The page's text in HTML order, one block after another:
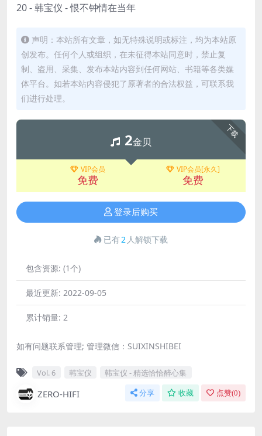
20 - 韩宝仪 - 恨不钟情在当年
声明：本站所有文章，如无特殊说明或标注，均为本站原
创发布。任何个人或组织，在未征得本站同意时，禁止复
制、盗用、采集、发布本站内容到任何网站、书籍等各类媒
体平台。如若本站内容侵犯了原著者的合法权益，可联系我
们进行处理。
下载
2金贝
VIP会员
免费
VIP会员[永久]
免费
登录后购买
已有2 人解锁下载
包含资源: (1个)
最近更新: 2022-09-05
累计销量: 2
如有问题联系管理; 管理微信：SUIXINSHIBEI
Vol. 6 韩宝仪 韩宝仪 - 精选恰恰醉心集
ZERO-HIFI 分享 收藏 点赞(0)